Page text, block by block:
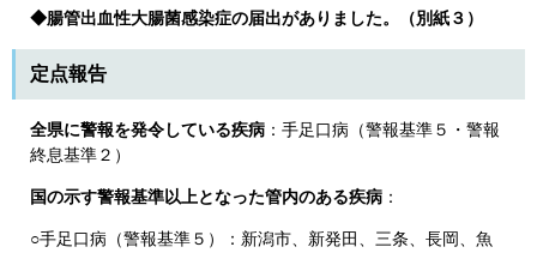
​◆腸管出血性大腸菌感染症の届出がありました。（別紙３）​
定点報告
全県に警報を発令している疾病 ：手足口病（警報基準５・警報
終息基準２）
国の示す警報基準以上となった管内のある疾病 ：
○手足口病（警報基準５）：新潟市、新発田、三条、長岡、魚